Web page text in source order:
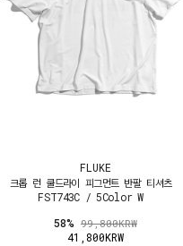
FLUKE
크롭 런 쿨드라이 피그먼트 반팔 티셔츠
FST743C / 5Color W
58% 99,800KRW
41,800KRW